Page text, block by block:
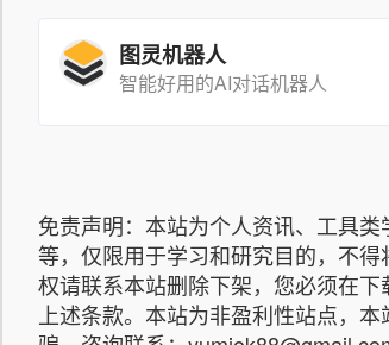
图灵机器人
智能好用的AI对话机器人
免责声明：本站为个人资讯、工具
等，仅限用于学习和研究目的，不
权请联系本站删除下架，您必须在
上述条款。本站为非盈利性站点，